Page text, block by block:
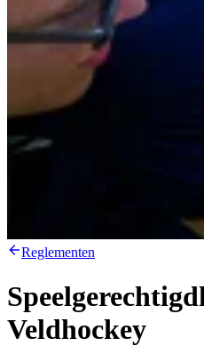
Reglementen
Veldhockey